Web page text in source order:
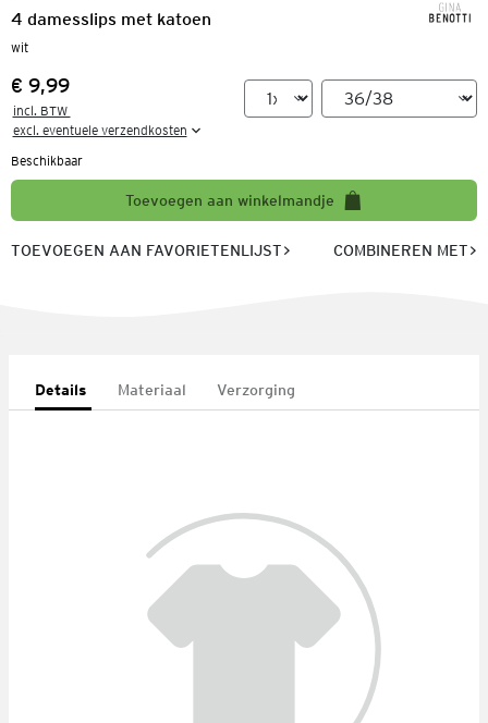
4 damesslips met katoen
wit
Prijs:
€ 9,99
incl. BTW
excl. eventuele verzendkosten
Beschikbaar
Toevoegen aan winkelmandje
TOEVOEGEN AAN FAVORIETENLIJST COMBINEREN MET
Details Materiaal Verzorging